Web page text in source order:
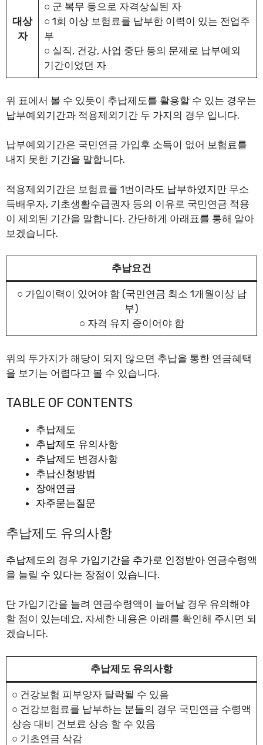
대상
자
○ 군 복무 등으로 자격상실된 자
○ 1회 이상 보험료를 납부한 이력이 있는 전업주
부
○ 실직, 건강, 사업 중단 등의 문제로 납부예외
기간이었던 자
위 표에서 볼 수 있듯이 추납제도를 활용할 수 있는 경우는
납부예외기간과 적용제외기간 두 가지의 경우 입니다.
납부예외기간은 국민연금 가입후 소득이 없어 보험료를
내지 못한 기간을 말합니다.
적용제외기간은 보험료를 1번이라도 납부하였지만 무소
득배우자, 기초생활수급권자 등의 이유로 국민연금 적용
이 제외된 기간을 말합니다. 간단하게 아래표를 통해 알아
보겠습니다.
추납요건
○ 가입이력이 있어야 함 (국민연금 최소 1개월이상 납
부)
○ 자격 유지 중이어야 함
위의 두가지가 해당이 되지 않으면 추납을 통한 연금혜택
을 보기는 어렵다고 볼 수 있습니다.
TABLE OF CONTENTS
추납제도
추납제도 유의사항
추납제도 변경사항
추납신청방법
장애연금
자주묻는질문
추납제도 유의사항
추납제도의 경우 가입기간을 추가로 인정받아 연금수령액
을 늘릴 수 있다는 장점이 있습니다.
단 가입기간을 늘려 연금수령액이 늘어날 경우 유의해야
할 점이 있는데요, 자세한 내용은 아래를 확인해 주시면 되
겠습니다.
추납제도 유의사항
○ 건강보험 피부양자 탈락될 수 있음
○ 건강보험료를 납부하는 분들의 경우 국민연금 수령액
상승 대비 건보료 상승 할 수 있음
○ 기초연금 삭감